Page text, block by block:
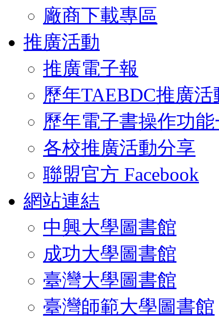
廠商下載專區
推廣活動
推廣電子報
歷年TAEBDC推廣活
歷年電子書操作功
各校推廣活動分享
聯盟官方 Facebook
網站連結
中興大學圖書館
成功大學圖書館
臺灣大學圖書館
臺灣師範大學圖書館